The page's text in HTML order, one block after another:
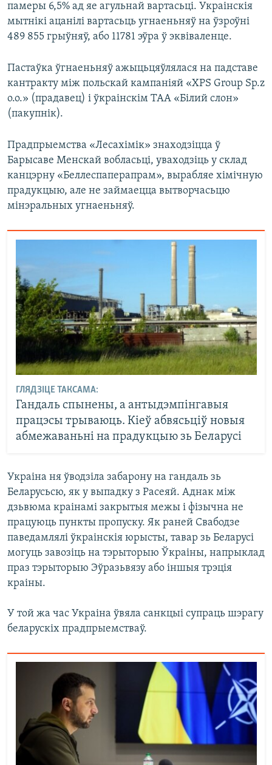
памеры 6,5% ад яе агульнай вартасьці. Украінскія
мытнікі ацанілі вартасьць угнаеньняў на ўзроўні
489 855 грыўняў, або 11781 эўра ў эквіваленце.
Пастаўка ўгнаеньняў ажыцьцяўлялася на падставе
кантракту між польскай кампаніяй «XPS Group Sp.z
o.o.» (прадавец) і ўкраінскім ТАА «Білий слон»
(пакупнік).
Прадпрыемства «Лесахімік» знаходзіцца ў
Барысаве Менскай вобласьці, уваходзіць у склад
канцэрну «Беллеспаперапрам», вырабляе хімічную
прадукцыю, але не займаецца вытворчасьцю
мінэральных угнаеньняў.
ГЛЯДЗІЦЕ ТАКСАМА:
Гандаль спынены, а антыдэмпінгавыя
працэсы трываюць. Кіеў абвясьціў новыя
абмежаваньні на прадукцыю зь Беларусі
Украіна ня ўводзіла забарону на гандаль зь
Беларусьсю, як у выпадку з Расеяй. Аднак між
дзьвюма краінамі закрытыя межы і фізычна не
працуюць пункты пропуску. Як раней Свабодзе
паведамлялі ўкраінскія юрысты, тавар зь Беларусі
могуць завозіць на тэрыторыю Ўкраіны, напрыклад
праз тэрыторыю Эўразьвязу або іншыя трэція
краіны.
У той жа час Украіна ўвяла санкцыі супраць шэрагу
беларускіх прадпрыемстваў.